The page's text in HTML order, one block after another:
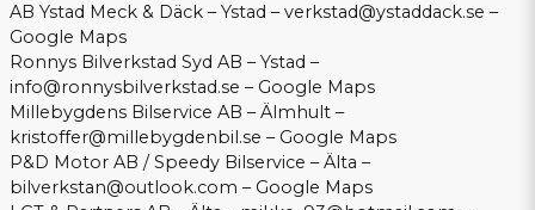
AB Ystad Meck & Däck – Ystad –verkstad@ystaddack.se –
Google Maps
Ronnys Bilverkstad Syd AB – Ystad –
info@ronnysbilverkstad.se – Google Maps
Millebygdens Bilservice AB – Älmhult –
kristoffer@millebygdenbil.se – Google Maps
P&D Motor AB / Speedy Bilservice – Älta –
bilverkstan@outlook.com – Google Maps